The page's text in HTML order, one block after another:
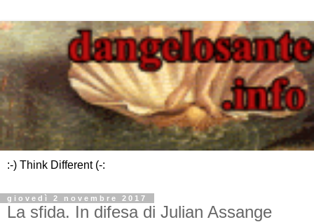
:-) Think Different (-:
giovedì 2 novembre 2017
La sfida. In difesa di Julian Assange